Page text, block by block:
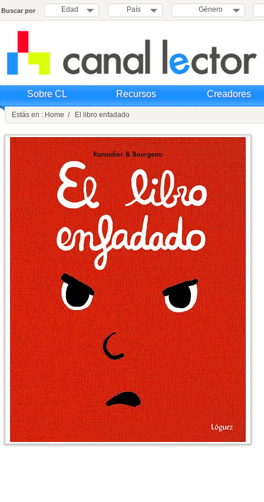
Buscar por Edad País Género
Sobre CL Recursos Creadores
Estás en : Home / El libro enfadado